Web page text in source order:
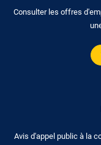
Consulter les offres
Avis d'appel public à la